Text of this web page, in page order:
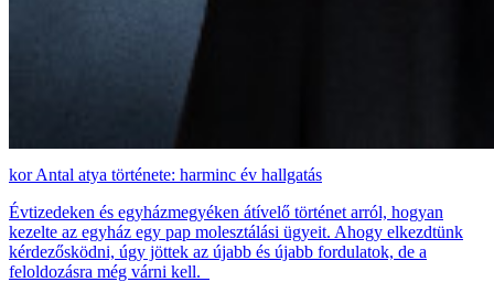
Antal atya története: harminc év hallgatás
Évtizedeken és egyházmegyéken átívelő történet arról, hogyan
kezelte az egyház egy pap molesztálási ügyeit. Ahogy elkezdtünk
kérdezősködni, úgy jöttek az újabb és újabb fordulatok, de a
feloldozásra még várni kell.